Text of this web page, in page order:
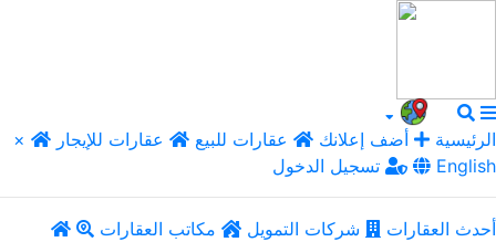
× الرئيسية أضف إعلانك عقارات للبيع
عقارات للإيجار
تسجيل الدخول
English
أحدث العقارات شركات التمويل
مكاتب العقارات